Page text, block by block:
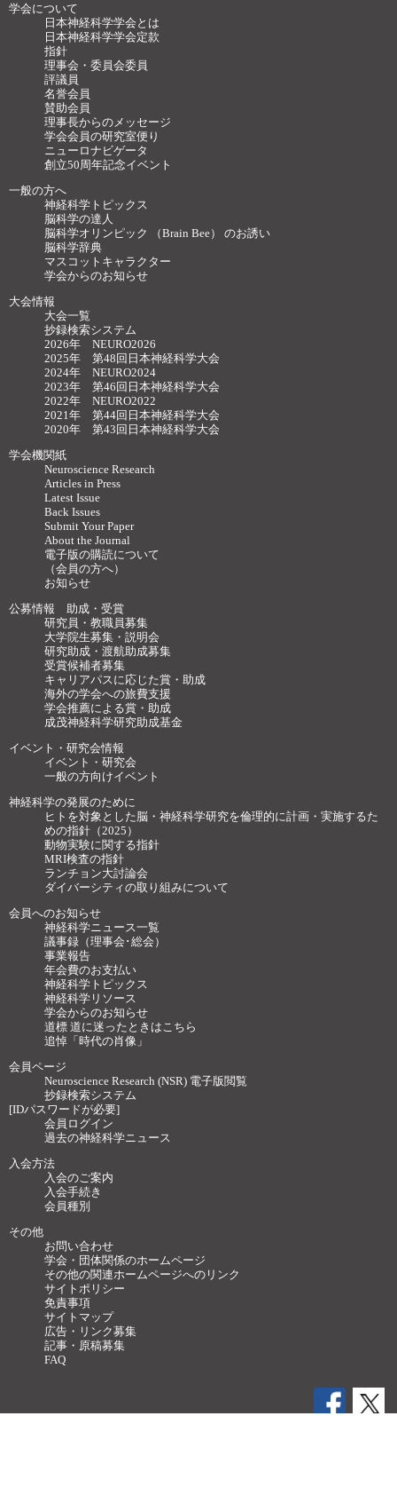
学会について
日本神経科学学会とは
日本神経科学学会定款
指針
理事会・委員会委員
評議員
名誉会員
賛助会員
理事長からのメッセージ
学会会員の研究室便り
ニューロナビゲータ
創立50周年記念イベント
一般の方へ
神経科学トピックス
脳科学の達人
脳科学オリンピック （Brain Bee） のお誘い
脳科学辞典
マスコットキャラクター
学会からのお知らせ
大会情報
大会一覧
抄録検索システム
2026年 NEURO2026
2025年 第48回日本神経科学大会
2024年 NEURO2024
2023年 第46回日本神経科学大会
2022年 NEURO2022
2021年 第44回日本神経科学大会
2020年 第43回日本神経科学大会
学会機関紙
Neuroscience Research
Articles in Press
Latest Issue
Back Issues
Submit Your Paper
About the Journal
電子版の購読について
（会員の方へ）
お知らせ
公募情報 助成・受賞
研究員・教職員募集
大学院生募集・説明会
研究助成・渡航助成募集
受賞候補者募集
キャリアパスに応じた賞・助成
海外の学会への旅費支援
学会推薦による賞・助成
成茂神経科学研究助成基金
イベント・研究会情報
イベント・研究会
一般の方向けイベント
神経科学の発展のために
ヒトを対象とした脳・神経科学研究を倫理的に計画・実施するた
めの指針（2025）
動物実験に関する指針
MRI検査の指針
ランチョン大討論会
ダイバーシティの取り組みについて
会員へのお知らせ
神経科学ニュース一覧
議事録（理事会･総会）
事業報告
年会費のお支払い
神経科学トピックス
神経科学リソース
学会からのお知らせ
道標 道に迷ったときはこちら
追悼「時代の肖像」
会員ページ
Neuroscience Research (NSR) 電子版閲覧
抄録検索システム
[IDパスワードが必要]
会員ログイン
過去の神経科学ニュース
入会方法
入会のご案内
入会手続き
会員種別
その他
お問い合わせ
学会・団体関係のホームページ
その他の関連ホームページへのリンク
サイトポリシー
免責事項
サイトマップ
広告・リンク募集
記事・原稿募集
FAQ